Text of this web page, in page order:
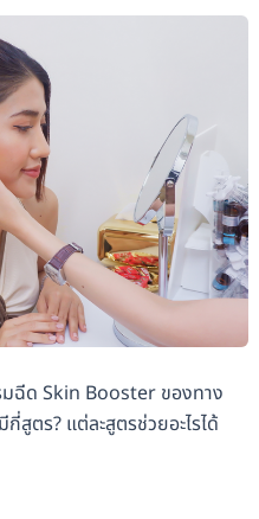
ฉีด Skin Booster ของทาง
ตร? แต่ละสูตรช่วยอะไรได้